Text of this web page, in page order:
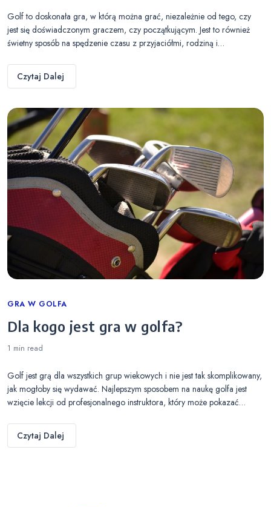
Golf to doskonała gra, w którą można grać, niezależnie od tego, czy
jest się doświadczonym graczem, czy początkującym. Jest to również
świetny sposób na spędzenie czasu z przyjaciółmi, rodziną i…
Czytaj Dalej
Categories
GRA W GOLFA
Dla kogo jest gra w golfa?
1 min read
Golf jest grą dla wszystkich grup wiekowych i nie jest tak skomplikowany,
jak mogłoby się wydawać. Najlepszym sposobem na naukę golfa jest
wzięcie lekcji od profesjonalnego instruktora, który może pokazać…
Czytaj Dalej